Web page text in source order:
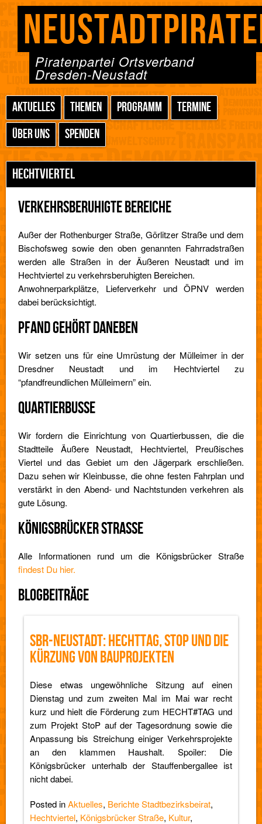
Piratenpartei Ortsverband
Dresden-Neustadt
AKTUELLES THEMEN PROGRAMM
TERMINE
ÜBER UNS
SPENDEN
HECHTVIERTEL
VERKEHRSBERUHIGTE BEREICHE
Außer der Rothenburger Straße, Görlitzer Straße und dem
Bischofsweg sowie den oben genannten Fahrradstraßen
werden alle Straßen in der Äußeren Neustadt und im
Hechtviertel zu verkehrsberuhigten Bereichen.
Anwohnerparkplätze, Lieferverkehr und ÖPNV werden
dabei berücksichtigt.
PFAND GEHÖRT DANEBEN
Wir setzen uns für eine Umrüstung der Mülleimer in der
Dresdner Neustadt und im Hechtviertel zu
“pfandfreundlichen Mülleimern” ein.
QUARTIERBUSSE
Wir fordern die Einrichtung von Quartierbussen, die die
Stadtteile Äußere Neustadt, Hechtviertel, Preußisches
Viertel und das Gebiet um den Jägerpark erschließen.
Dazu sehen wir Kleinbusse, die ohne festen Fahrplan und
verstärkt in den Abend- und Nachtstunden verkehren als
gute Lösung.
KÖNIGSBRÜCKER STRASSE
Alle Informationen rund um die Königsbrücker Straße
findest Du hier.
BLOGBEITRÄGE
SBR-NEUSTADT: HECHTTAG, STOP UND DIE
KÜRZUNG VON BAUPROJEKTEN
Diese etwas ungewöhnliche Sitzung auf einen
Dienstag und zum zweiten Mal im Mai war recht
kurz und hielt die Förderung zum HECHT#TAG und
zum Projekt StoP auf der Tagesordnung sowie die
Anpassung bis Streichung einiger Verkehrsprojekte
an den klammen Haushalt. Spoiler: Die
Königsbrücker unterhalb der Stauffenbergallee ist
nicht dabei.
Posted inAktuelles, Berichte Stadtbezirksbeirat,
Hechtviertel, Königsbrücker Straße, Kultur,